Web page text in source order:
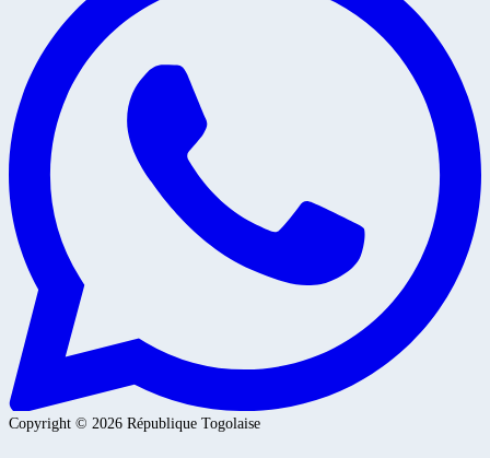
Copyright © 2026 République Togolaise